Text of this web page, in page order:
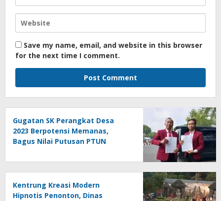
Save my name, email, and website in this browser
for the next time I comment.
Gugatan SK Perangkat Desa
2023 Berpotensi Memanas,
Bagus Nilai Putusan PTUN
Kentrung Kreasi Modern
Hipnotis Penonton, Dinas